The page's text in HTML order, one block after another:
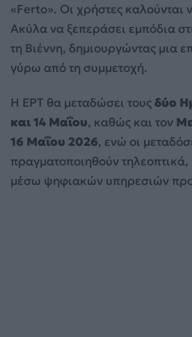
«Ferto». Οι χρήστες καλούνται
Ακύλα να ξεπεράσει εμπόδια
τη Βιέννη, δημιουργώντας μια
γύρω από τη συμμετοχή.
Η ΕΡΤ θα μεταδώσει τουςδύο
και 14 Μαΐου, καθώς και τον
16 Μαΐου 2026, ενώ οι
πραγματοποιηθούν
μέσω ψηφιακών υπηρεσιών